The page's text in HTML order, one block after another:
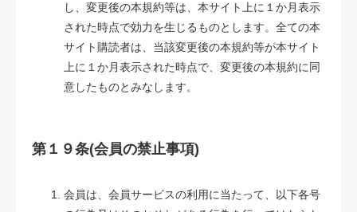
し、変更後の本規約等は、本サイト上に１か月表示
された時点で効力を生じるものとします。全ての本
サイト購読者は、当該変更後の本規約等が本サイト
上に１か月表示された時点で、変更後の本規約に同
意したものとみなします。
第１９条(会員の禁止事項)
会員は、会員サービスの利用に当たって、以下各号